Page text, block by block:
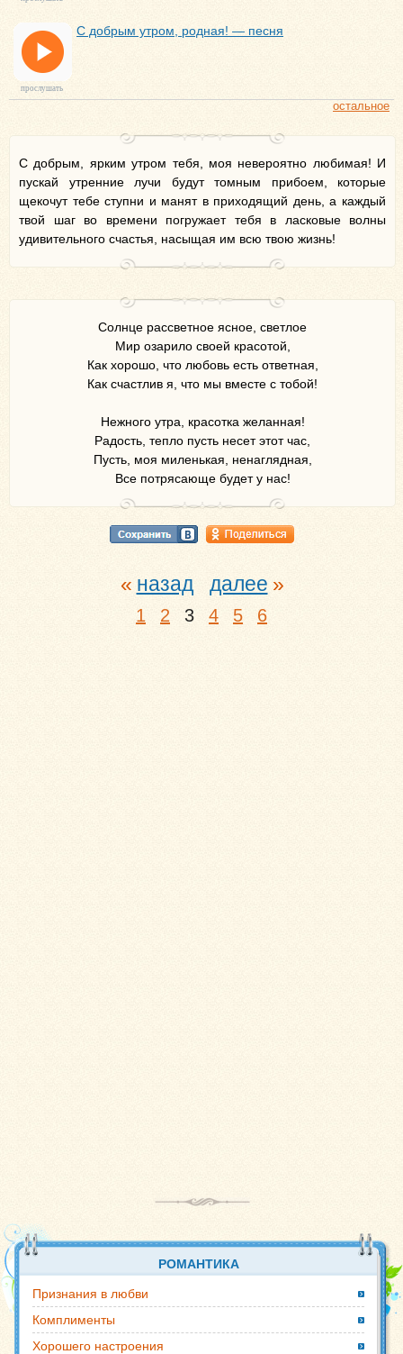
С добрым утром, родная! — песня
прослушать
остальное
С добрым, ярким утром тебя, моя невероятно любимая! И
пускай утренние лучи будут томным прибоем, которые
щекочут тебе ступни и манят в приходящий день, а каждый
твой шаг во времени погружает тебя в ласковые волны
удивительного счастья, насыщая им всю твою жизнь!
Солнце рассветное ясное, светлое
Мир озарило своей красотой,
Как хорошо, что любовь есть ответная,
Как счастлив я, что мы вместе с тобой!
Нежного утра, красотка желанная!
Радость, тепло пусть несет этот час,
Пусть, моя миленькая, ненаглядная,
Все потрясающе будет у нас!
назад
1 2 3 4 5 6
далее
РОМАНТИКА
Признания в любви
Комплименты
Хорошего настроения